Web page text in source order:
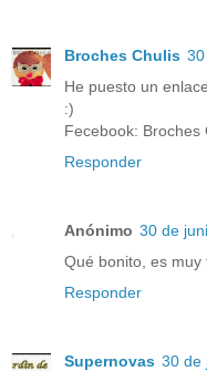
Broches Chulis
He puesto un
:)
Fecebook: Broches
Responder
Anónimo 30 de
Qué bonito, es muy
Responder
Supernovas 30 de